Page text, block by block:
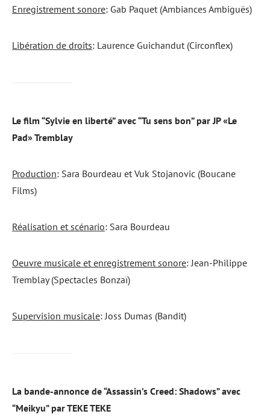
Enregistrement sonore: Gab Paquet (Ambiances Ambiguës)
Libération de droits: Laurence Guichandut (Circonflex)
Le film “Sylvie en liberté” avec “Tu sens bon” par JP «Le
Pad» Tremblay
Production: Sara Bourdeau et Vuk Stojanovic (Boucane
Films)
Réalisation et scénario: Sara Bourdeau
Oeuvre musicale et enregistrement sonore: Jean-Philippe
Tremblay (Spectacles Bonzaï)
Supervision musicale: Joss Dumas (Bandit)
La bande-annonce de “Assassin’s Creed: Shadows” avec
“Meikyu” par TEKE TEKE